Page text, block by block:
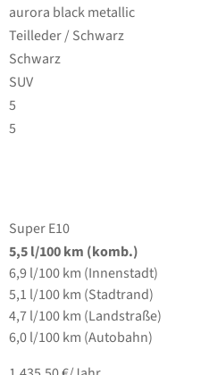
aurora black metallic
Teilleder / Schwarz
Schwarz
SUV
5
5
Super E10
5,5l/100 km (komb.)
6,9l/100 km (Innenstadt)
5,1 l/100 km (Stadtrand)
4,7l/100 km (Landstraße)
6,0l/100 km (Autobahn)